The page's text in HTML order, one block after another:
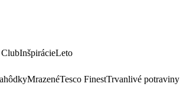
InšpirácieLeto
MrazenéTesco FinestTrvanlivé potraviny